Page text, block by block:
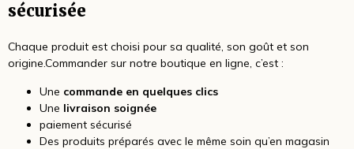
sécurisée
Chaque produit est choisi pour sa qualité, son goût et son
origine.Commander sur notre boutique en ligne, c’est :
Une commande en quelques clics
Une livraison soignée
paiement sécurisé
Des produits préparés avec le même soin qu’en magasin